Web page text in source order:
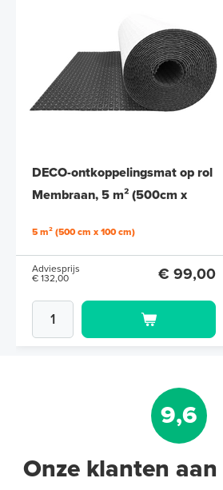
DECO-ontkoppelingsmat op rol
Membraan, 5 m² (500cm x
5 m² (500 cm x 100 cm)
Adviesprijs
€ 132,00
€ 99,00
9,6
Onze klanten